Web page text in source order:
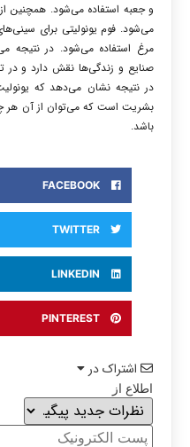
و جعبه استفاده ‌می‌شود. همچنین
‌می‌شود. فوم یونولیتی برای
مرغ استفاده ‌می‌شود. در نتیجه
صنایع و زندگی‌ها نقش دارد و در
در نتیجه نشان می‌دهد که
بشریت است که می‌توان از آن هر
باشد.
FACEBOOK
TWITTER
LINKEDIN
PINTEREST
اشتراک در
اطلاع از